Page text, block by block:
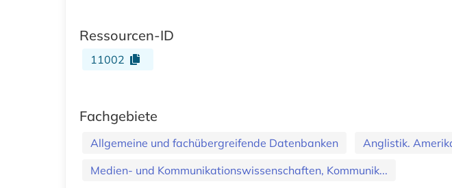
Ressourcen-ID
11002
Fachgebiete
Allgemeine und fachübergreifende Datenbanken Anglistik.
Medien- und Kommunikationswissenschaften, Kommunik...